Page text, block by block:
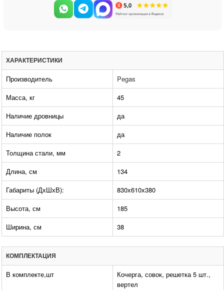
ХАРАКТЕРИСТИКИ
Производитель
Pegas
Масса, кг
45
Наличие дровницы
да
Наличие полок
да
Толщина стали, мм
2
Длина, см
134
Габариты (ДхШхВ):
830х610х380
Высота, см
185
Ширина, см
38
КОМПЛЕКТАЦИЯ
В комплекте,шт
Кочерга, совок, решетка 5 шт.,
вертел